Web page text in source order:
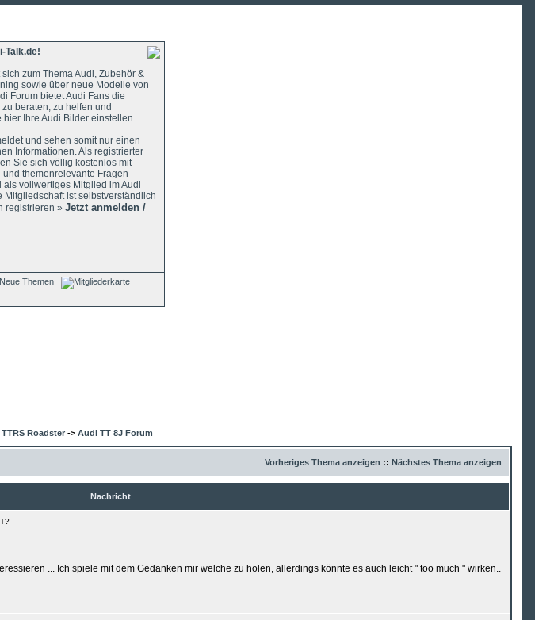
Talk.de!
zum Thema Audi, Zubehör &
sowie über neue Modelle von
Forum bietet Audi Fans die
beraten, zu helfen und
Ihre Audi Bilder einstellen.
und sehen somit nur einen
Informationen. Als registrierter
Sie sich völlig kostenlos mit
themenrelevante Fragen
vollwertiges Mitglied im Audi
Mitgliedschaft ist selbstverständlich
registrieren » Jetzt anmelden /
Neue Themen
Roadster -> Audi TT 8J Forum
Vorheriges Thema anzeigen :: Nächstes Thema anzeigen
Nachricht
... Ich spiele mit dem Gedanken mir welche zu holen, allerdings könnte es auch leicht " too much " wirken..